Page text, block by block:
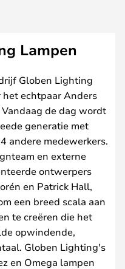
Lampen
Globen Lighting
echtpaar Anders
de dag wordt
generatie met
andere medewerkers.
en externe
ontwerpers
en Patrick Hall,
een breed scala aan
te creëren die het
opwindende,
Globen Lighting's
en Omega lampen